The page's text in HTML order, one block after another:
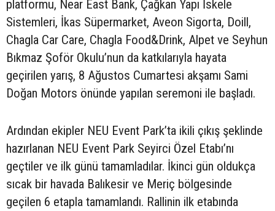
platformu, Near East Bank, Çağkan Yapı İskele
Sistemleri, İkas Süpermarket, Aveon Sigorta, Doill,
Chagla Car Care, Chagla Food&Drink, Alpet ve Seyhun
Bıkmaz Şoför Okulu’nun da katkılarıyla hayata
geçirilen yarış, 8 Ağustos Cumartesi akşamı Sami
Doğan Motors önünde yapılan seremoni ile başladı.
Ardından ekipler NEU Event Park’ta ikili çıkış şeklinde
hazırlanan NEU Event Park Seyirci Özel Etabı’nı
geçtiler ve ilk günü tamamladılar. İkinci gün oldukça
sıcak bir havada Balıkesir ve Meriç bölgesinde
geçilen 6 etapla tamamlandı. Rallinin ilk etabında